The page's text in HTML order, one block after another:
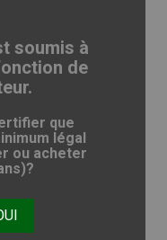
soumis à
de
que
légal
ou acheter